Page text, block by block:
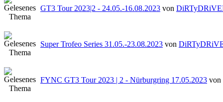
GT3 Tour 2023|2 - 24.05.-16.08.2023 von
Super Trofeo Series 31.05.-23.08.2023 von
FYNC GT3 Tour 2023 | 2 - Nürburgring 17.05.2023 von